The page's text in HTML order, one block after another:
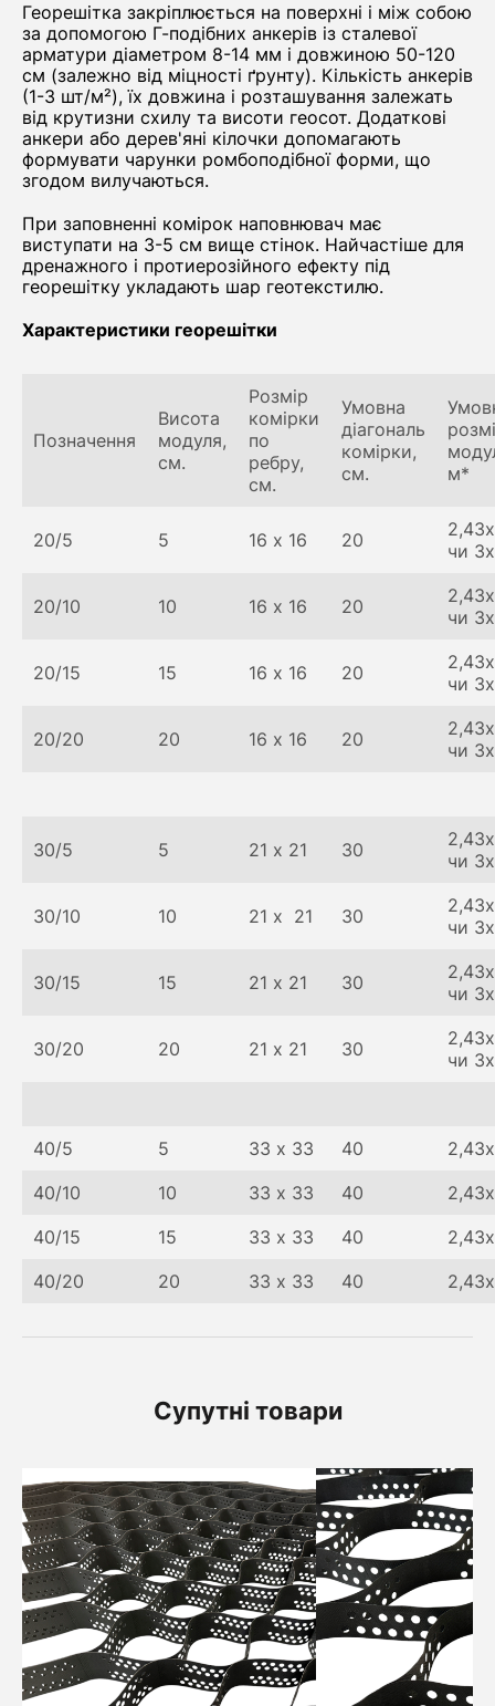
Георешітка закріплюється на поверхні і між собою
за допомогою Г-подібних анкерів із сталевої
арматури діаметром 8-14 мм і довжиною 50-120
см (залежно від міцності ґрунту). Кількість анкерів
(1-3 шт/м²), їх довжина і розташування залежать
від крутизни схилу та висоти геосот. Додаткові
анкери або дерев'яні кілочки допомагають
формувати чарунки ромбоподібної форми, що
згодом вилучаються.
При заповненні комірок наповнювач має
виступати на 3-5 см вище стінок. Найчастіше для
дренажного і протиерозійного ефекту під
георешітку укладають шар геотекстилю.
Характеристики георешітки
Позначення
Висота
модуля,
см.
Розмір
комірки
по
ребру,
см.
Умовна
діагональ
комірки,
см.
м*
20/5 5 16 х 16 20
чи
20/10 10 16 х 16 20
чи
20/15 15 16 х 16 20
чи
20/20 20 16 х 16 20
чи
30/5 5 21 х 21 30
чи
30/10 10 21 х 21 30
чи
30/15 15 21 х 21 30
чи
30/20 20 21 х 21 30
чи
40/5 5 33 х 33 40
40/10
10 33 х 33 40
40/15
15 33 х 33 40
40/20
20 33 х 33 40
Супутні товари